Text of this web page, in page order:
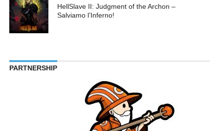
HellSlave II: Judgment of the Archon –
Salviamo l’Inferno!
PARTNERSHIP